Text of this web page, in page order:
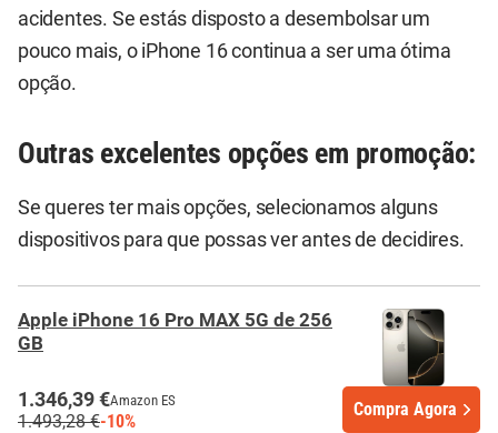
acidentes. Se estás disposto a desembolsar um
pouco mais, o iPhone 16 continua a ser uma ótima
opção.
Outras excelentes opções em promoção:
Se queres ter mais opções, selecionamos alguns
dispositivos para que possas ver antes de decidires.
Apple iPhone 16 Pro MAX 5G de 256
GB
1.346,39 €Amazon ES
1.493,28 €-10%
Compra Agora